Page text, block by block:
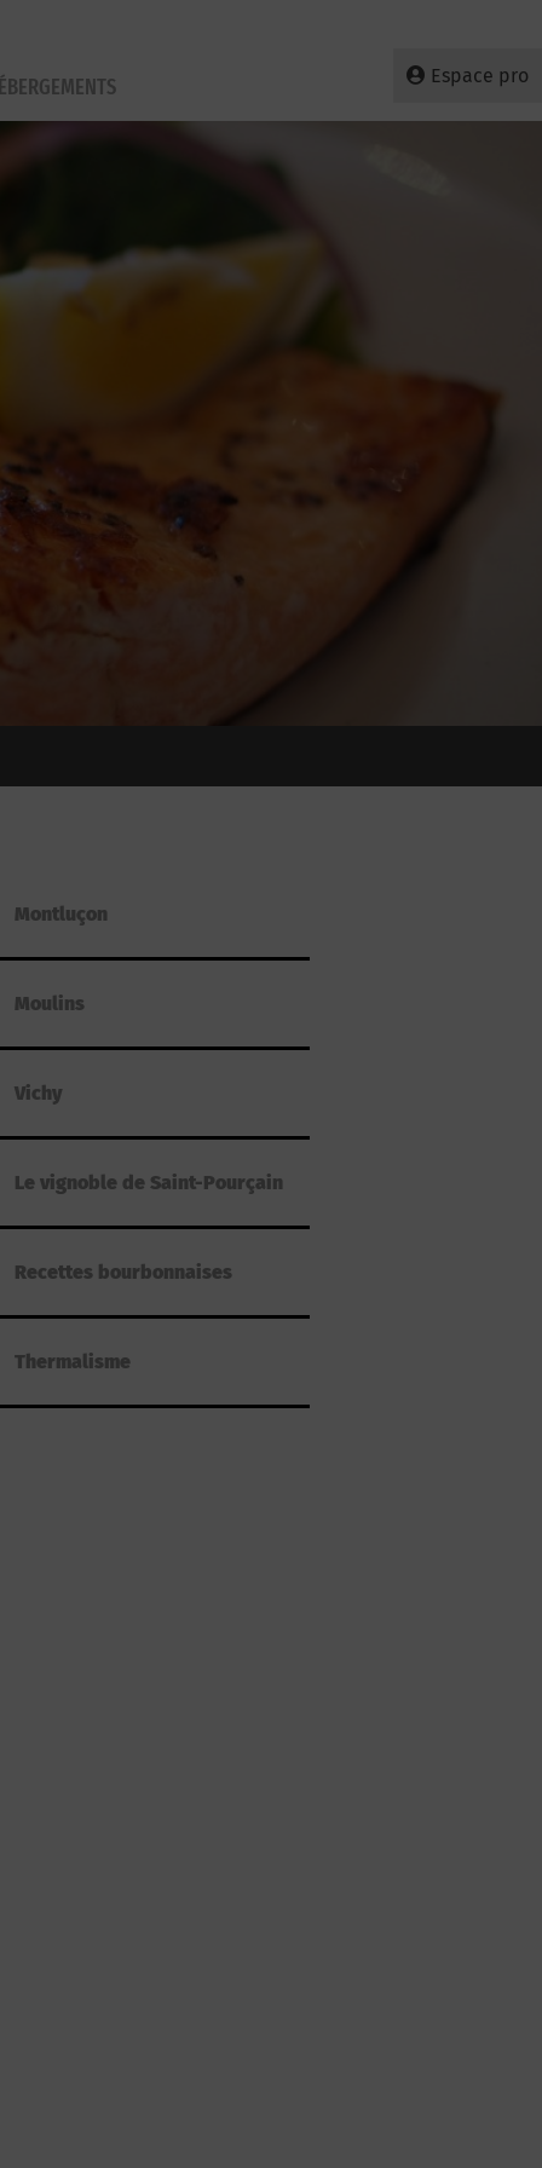
Espace pro
Montluçon
Moulins
Vichy
Le vignoble de Saint-Pourçain
Recettes bourbonnaises
Thermalisme